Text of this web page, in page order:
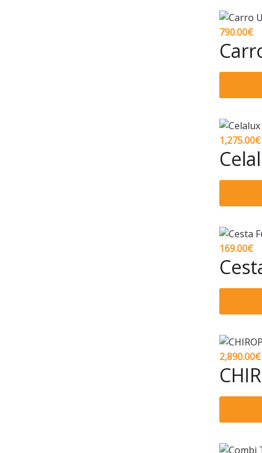
790.00€
1,275.00€
169.00€
2,890.00€